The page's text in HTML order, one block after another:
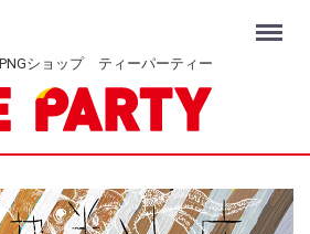
ショップ ティーパーティー
Menu